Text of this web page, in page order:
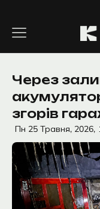
вмісту
Через
згорів
Пн 25 Травня, 2026,